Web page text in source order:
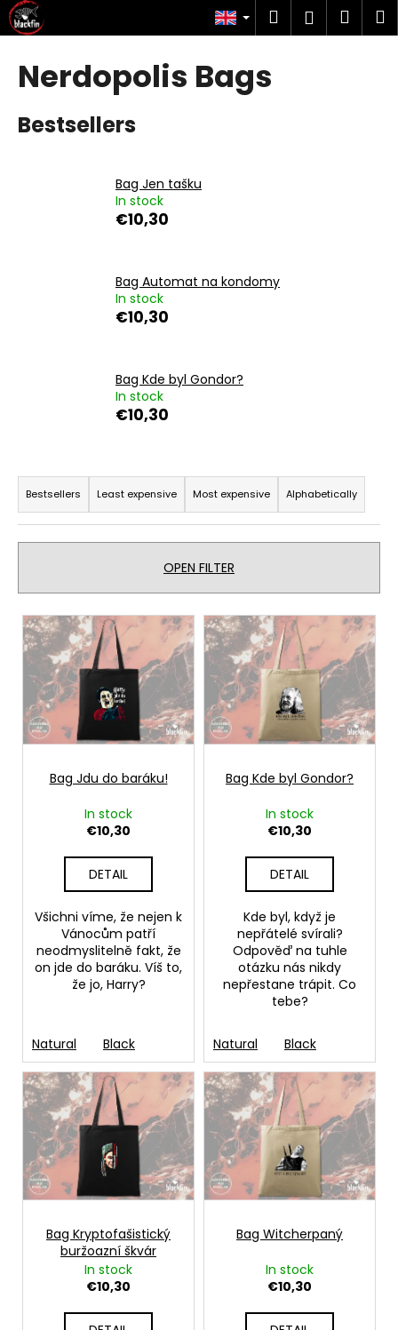
Skip
to
content
Search
Login
Nerdopolis Bags
Bestsellers
Bag Jen tašku
In stock
€10,30
Bag Automat na kondomy
In stock
€10,30
Bag Kde byl Gondor?
In stock
€10,30
P
o
d
c
t
s
o
n
Bestsellers Least expensive Most expensive Alphabetically
OPEN FILTER
L
s
o
f
Bag Jdu do baráku!
In stock
€10,30
DETAIL
Všichni víme, že nejen k
Vánocům patří
neodmyslitelně fakt, že
on jde do baráku. Víš to,
že jo, Harry?
Natural Black
Bag Kde byl Gondor?
In stock
€10,30
DETAIL
Kde byl, když je
nepřátelé svírali?
Odpověď na tuhle
otázku nás nikdy
nepřestane trápit. Co
tebe?
Natural Black
Bag Kryptofašistický
buržoazní škvár
In stock
€10,30
Bag Witcherpaný
In stock
€10,30
C
a
W
h
f
o
r
SEARCH
W
e
WITCHERPANÁ